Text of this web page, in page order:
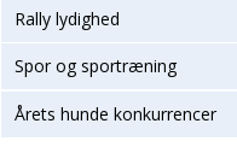
Rally lydighed
Spor og sportræning
Årets hunde konkurrencer